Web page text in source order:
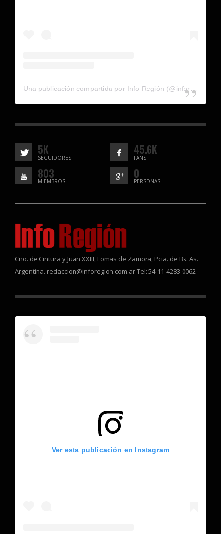
5K
SEGUIDORES
45.6K
FANS
803
MIEMBROS
0
PERSONAS
Cno. de Cintura y Juan XXIII, Lomas de Zamora, Pcia. de Bs. As.
Argentina. redaccion@inforegion.com.ar Tel: 54-11-4283-0062
Ver esta publicación en Instagram